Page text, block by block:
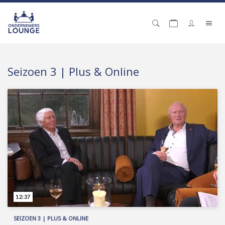
Seizoen 3 | Plus & Online
SEIZOEN 3 | PLUS & ONLINE
12:37